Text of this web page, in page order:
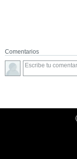
Comentarios